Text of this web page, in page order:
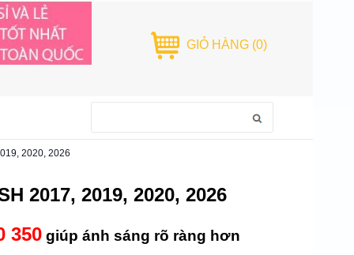
GIỎ HÀNG (0)
2020, 2026
2017, 2019, 2020, 2026
350 giúp ánh sáng rõ ràng hơn